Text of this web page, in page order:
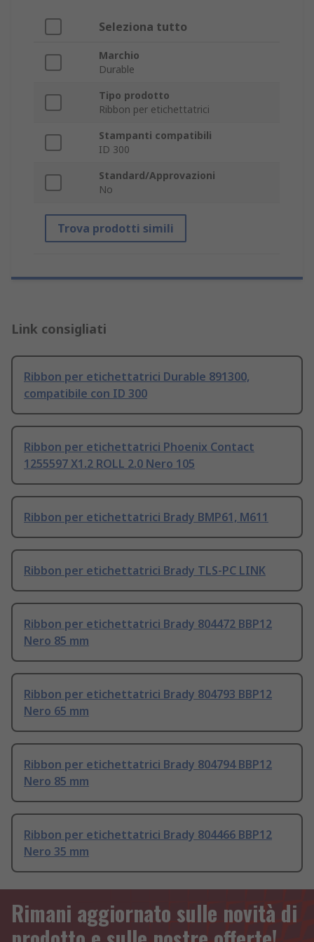
Seleziona tutto
Marchio
Durable
Tipo prodotto
Ribbon per etichettatrici
Stampanti compatibili
ID 300
Standard/Approvazioni
No
Trova prodotti simili
Link consigliati
Ribbon per etichettatrici Durable 891300,
compatibile con ID 300
Ribbon per etichettatrici Phoenix Contact
1255597 X1.2 ROLL 2.0 Nero 105
Ribbon per etichettatrici Brady BMP61, M611
Ribbon per etichettatrici Brady TLS-PC LINK
Ribbon per etichettatrici Brady 804472 BBP12
Nero 85 mm
Ribbon per etichettatrici Brady 804793 BBP12
Nero 65 mm
Ribbon per etichettatrici Brady 804794 BBP12
Nero 85 mm
Ribbon per etichettatrici Brady 804466 BBP12
Nero 35 mm
Rimani aggiornato sulle novità di